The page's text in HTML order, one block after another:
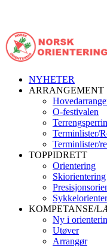
NYHETER
ARRANGEMENT
O-festivalen
Terminlister/
Terminlister/
TOPPIDRETT
Orientering
Skiorientering
KOMPETANSE/
Ny i
Utøver
Arrangør